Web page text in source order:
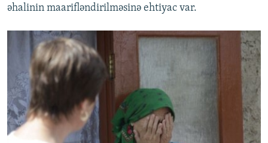
əhalinin maarifləndirilməsinə ehtiyac var.